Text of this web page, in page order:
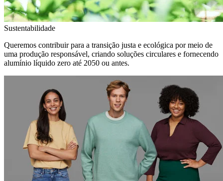
Sustentabilidade
Queremos contribuir para a transição justa e ecológica por meio de
uma produção responsável, criando soluções circulares e fornecendo
alumínio líquido zero até 2050 ou antes.